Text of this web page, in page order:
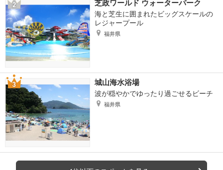
芝政ワールド ウォーターパーク
海と芝生に囲まれたビッグスケールの
レジャープール
福井県
城山海水浴場
波が穏やかでゆったり過ごせるビーチ
福井県